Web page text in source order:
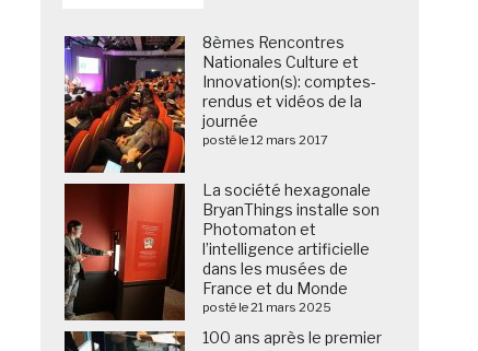
8èmes Rencontres
Nationales Culture et
Innovation(s): comptes-
rendus et vidéos de la
journée
posté le 12 mars 2017
La société hexagonale
BryanThings installe son
Photomaton et
l’intelligence artificielle
dans les musées de
France et du Monde
posté le 21 mars 2025
100 ans après le premier